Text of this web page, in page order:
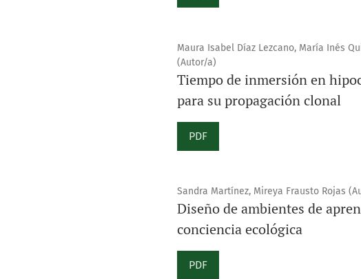
Maura Isabel Díaz Lezcano, María Inés
(Autor/a)
Tiempo de inmersión en
para su propagación clonal
PDF
Sandra Martínez, Mireya Frausto Rojas
Diseño de ambientes de
conciencia ecológica
PDF